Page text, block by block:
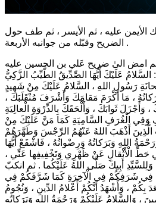
عليه ، ثم الأيسر ، ثم طف حول
الضريح وقبّله من جوانبه الأربعة .
ثم امض الىٰ ضريح عَلي بن الحسين عليه
السَّلامُ عَلَيْكَ أَيُّهَا الصِّدِّيقُ الطَّيِّبُ الزَّكِيُّ
رَسُولِ اللهِ ، السَّلامُ عَلَيْكَ مِنْ شَهِيدٍ
، مَا أَكْرَمَ مَقامَكَ وَأَشْرَفَ مُنْقَلَبَكَ ،
وَأَجْزَلَ ثَوابَكَ ، وَأَلْحَقَكَ بِالذِّرْوَةِ الْعالِيَةِ
الْغُرَفِ السَّامِيَةِ كَمَا مَنَّ عَلَيْكَ مِنْ
أَذْهَبَ اللهُ عَنْهُمُ الرِّجْسَ وَطَهَّرَهُمْ
اللهِ وَبَرَكاتُهُ وَرِضْوانُهُ ، فَاشْفَعْ أَيُّهَا
حَطِّ الْأَثْقالِ عَنْ ظَهْرِي وَتَخْفِيفِها عَنِّي ،
أَبِيكَ صَلَّى اللهُ عَلَيْكُما . ثم انكبّ
فِي شَرَفِكُمْ فِي الْآخِرَةِ كَمَا شَرَّفَكُمْ فِي
بِكُمْ ، وَأَشْهَدُ أَنَّكُمْ أَعْلامُ الدِّينِ ، وَنُجُومُ